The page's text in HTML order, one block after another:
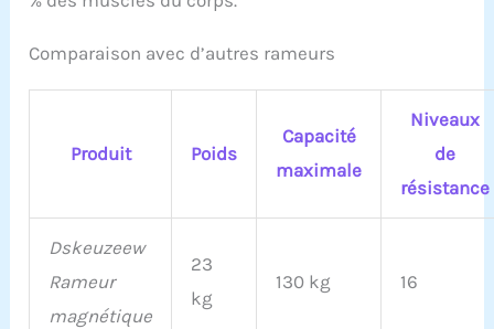
design peu encombrant,
range 70 % plus petit
transport facile et le
rendent idéal pour les
utilisation flexible
monter et plus de temps
Comparaison avec d’autres rameurs
Produit Poids
Capacité
maximale
Niveaux
de
résistance
Dskeuzeew
Rameur
magnétique
23
kg
130 kg 16